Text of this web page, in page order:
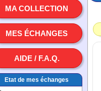
MA COLLECTION
MES ÉCHANGES
AIDE / F.A.Q.
Etat de mes échanges